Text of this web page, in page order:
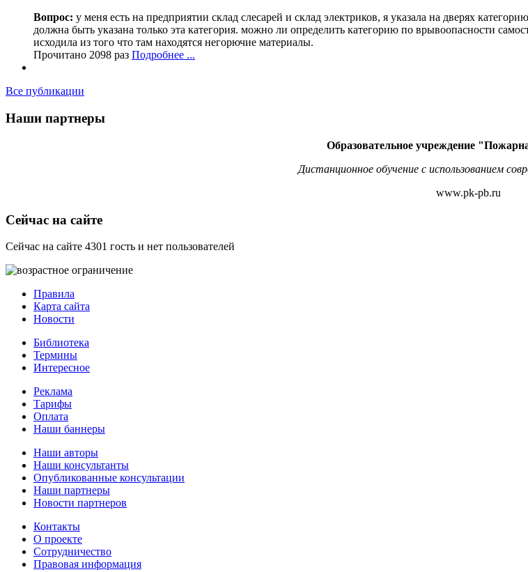
Вопрос: у меня есть на предприятии склад слесарей и склад электриков, я указала на дверях
должна быть указана только эта категория. можно ли определить категорию по врывоопасности
исходила из того что там находятся негорючие материалы.
Прочитано 2098 раз Подробнее ...
Все публикации
Наши партнеры
Образовательное учреждение
Дистанционное обучение с использованием
www.pk-pb.ru
Сейчас на сайте
Сейчас на сайте 4301 гость и нет пользователей
Правила
Карта сайта
Новости
Библиотека
Термины
Интересное
Реклама
Тарифы
Оплата
Наши баннеры
Наши авторы
Наши консультанты
Опубликованные консультации
Наши партнеры
Новости партнеров
Контакты
О проекте
Сотрудничество
Правовая информация